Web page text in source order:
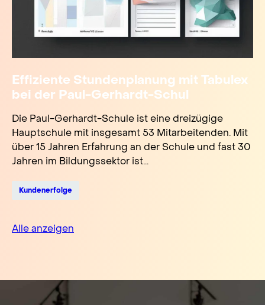
Effiziente Stundenplanung mit Tabulex
bei der Paul-Gerhardt-Schul
Die Paul-Gerhardt-Schule ist eine dreizügige
Hauptschule mit insgesamt 53 Mitarbeitenden. Mit
über 15 Jahren Erfahrung an der Schule und fast 30
Jahren im Bildungssektor ist...
Kundenerfolge
Alle anzeigen